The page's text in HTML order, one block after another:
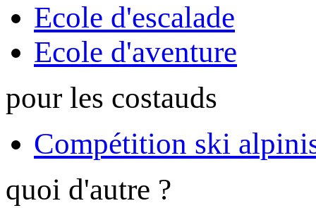
Ecole d'escalade
Ecole d'aventure
pour les costauds
Compétition ski
quoi d'autre ?